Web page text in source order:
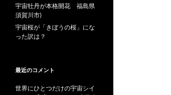
宇宙牡丹が本格開花 福島県
須賀川市)
宇宙桜が「きぼうの桜」にな
った訳は？
最近のコメント
世界にひとつだけの宇宙シイ